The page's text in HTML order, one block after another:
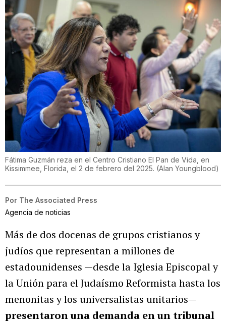
Fátima Guzmán reza en el Centro Cristiano El Pan de Vida, en
Kissimmee, Florida, el 2 de febrero del 2025. (Alan Youngblood)
Por The Associated Press
Agencia de noticias
Más de dos docenas de grupos cristianos y
judíos que representan a millones de
estadounidenses —desde la Iglesia Episcopal y
la Unión para el Judaísmo Reformista hasta los
menonitas y los universalistas unitarios—
presentaron una demanda en un tribunal